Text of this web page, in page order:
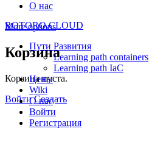
О нас
More options
Корзина
Корзина пуста.
Войти Создать
ROTORO.CLOUD
Пути Развития
Learning path containers
Learning path IaC
Цены
Wiki
О нас
Войти
Регистрация